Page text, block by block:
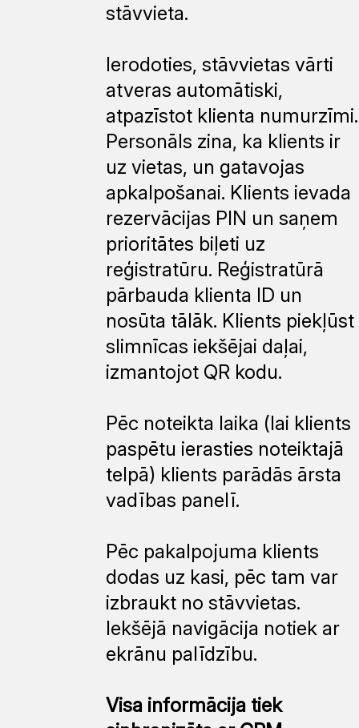
stāvvieta.
Ierodoties, stāvvietas vārti
atveras automātiski,
atpazīstot klienta numurzīmi.
Personāls zina, ka klients ir
uz vietas, un gatavojas
apkalpošanai. Klients ievada
rezervācijas PIN un saņem
prioritātes biļeti uz
reģistratūru. Reģistratūrā
pārbauda klienta ID un
nosūta tālāk. Klients piekļūst
slimnīcas iekšējai daļai,
izmantojot QR kodu.
Pēc noteikta laika (lai klients
paspētu ierasties noteiktajā
telpā) klients parādās ārsta
vadības panelī.
Pēc pakalpojuma klients
dodas uz kasi, pēc tam var
izbraukt no stāvvietas.
Iekšējā navigācija notiek ar
ekrānu palīdzību.
Visa informācija tiek